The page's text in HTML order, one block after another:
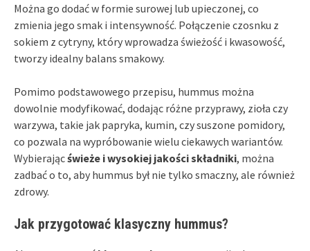
Można go dodać w formie surowej lub upieczonej, co
zmienia jego smak i intensywność. Połączenie czosnku z
sokiem z cytryny, który wprowadza świeżość i kwasowość,
tworzy idealny balans smakowy.
Pomimo podstawowego przepisu, hummus można
dowolnie modyfikować, dodając różne przyprawy, zioła czy
warzywa, takie jak papryka, kumin, czy suszone pomidory,
co pozwala na wypróbowanie wielu ciekawych wariantów.
Wybierającświeże i wysokiej jakości składniki, można
zadbać o to, aby hummus był nie tylko smaczny, ale również
zdrowy.
Jak przygotować klasyczny hummus?